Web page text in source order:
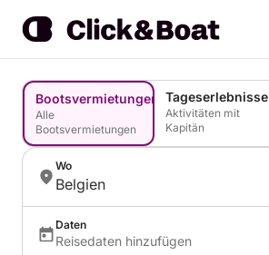
Bootsvermietungen
Alle
Bootsvermietungen
Tageserlebnisse
Aktivitäten mit
Kapitän
Wo
Belgien
Daten
Reisedaten hinzufügen